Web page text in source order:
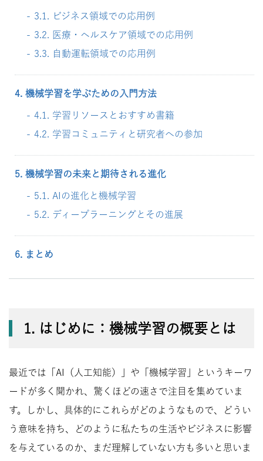
3.1. ビジネス領域での応用例
3.2. 医療・ヘルスケア領域での応用例
3.3. 自動運転領域での応用例
4. 機械学習を学ぶための入門方法
4.1. 学習リソースとおすすめ書籍
4.2. 学習コミュニティと研究者への参加
5. 機械学習の未来と期待される進化
5.1. AIの進化と機械学習
5.2. ディープラーニングとその進展
6. まとめ
1. はじめに：機械学習の概要とは
最近では「AI（人工知能）」や「機械学習」というキーワ
ードが多く聞かれ、驚くほどの速さで注目を集めていま
す。しかし、具体的にこれらがどのようなもので、どうい
う意味を持ち、どのように私たちの生活やビジネスに影響
を与えているのか、まだ理解していない方も多いと思いま